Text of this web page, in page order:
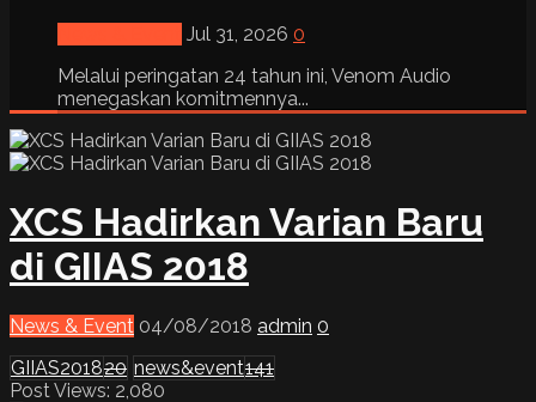
Jul 31, 2026 0
Melalui peringatan 24 tahun ini, Venom Audio
menegaskan komitmennya...
XCS Hadirkan Varian Baru
di GIIAS 2018
News & Event 04/08/2018 admin 0
GIIAS201820 news&event141
Post Views: 2,080